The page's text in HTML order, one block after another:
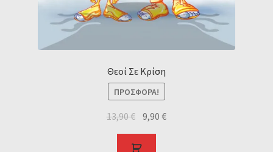
Θεοί Σε Κρίση
ΠΡΟΣΦΟΡΆ!
13,90€ 9,90€